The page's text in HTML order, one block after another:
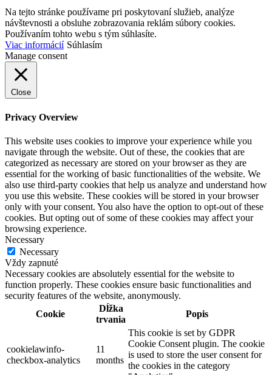
Na tejto stránke používame pri poskytovaní služieb, analýze
návštevnosti a obsluhe zobrazovania reklám súbory cookies.
Používaním tohto webu s tým súhlasíte.
Viac informácií Súhlasím
Manage consent
Close
Privacy Overview
This website uses cookies to improve your experience while you
navigate through the website. Out of these, the cookies that are
categorized as necessary are stored on your browser as they are
essential for the working of basic functionalities of the website. We
also use third-party cookies that help us analyze and understand how
you use this website. These cookies will be stored in your browser
only with your consent. You also have the option to opt-out of these
cookies. But opting out of some of these cookies may affect your
browsing experience.
Necessary
Necessary
Vždy zapnuté
Necessary cookies are absolutely essential for the website to
function properly. These cookies ensure basic functionalities and
security features of the website, anonymously.
Cookie
Dĺžka
trvania
Popis
cookielawinfo-
checkbox-analytics
11
months
This cookie is set by GDPR
Cookie Consent plugin. The cookie
is used to store the user consent for
the cookies in the category